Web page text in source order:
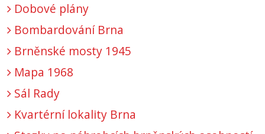
Dobové plány
Bombardování Brna
Brněnské mosty 1945
Mapa 1968
Sál Rady
Kvartérní lokality Brna